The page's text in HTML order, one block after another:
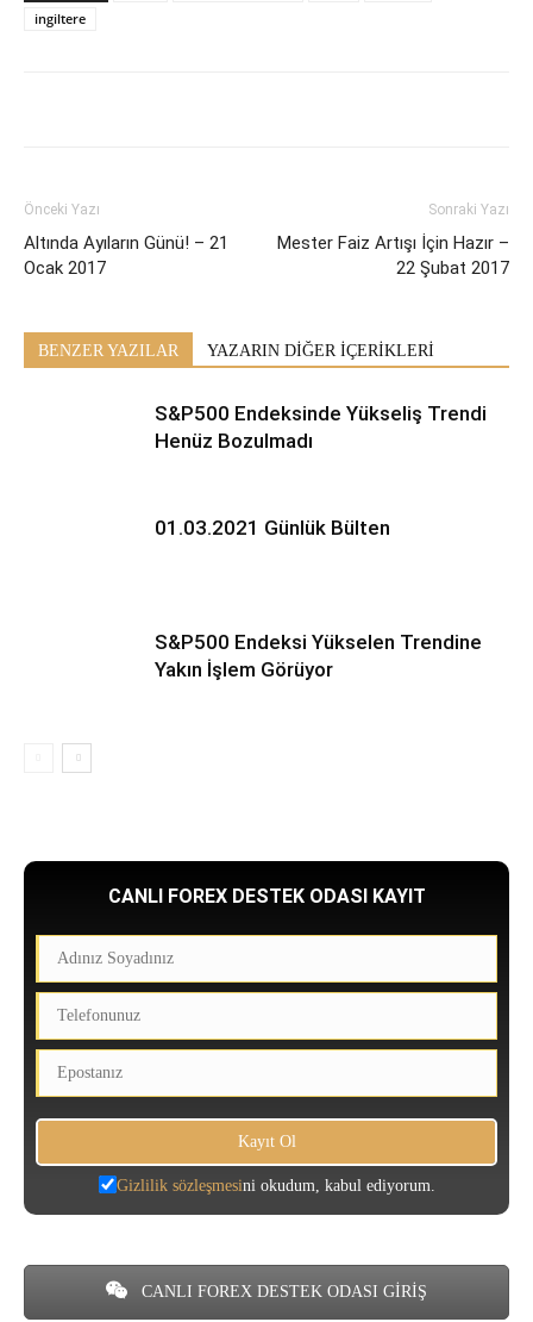
ingiltere
Önceki Yazı
Altında Ayıların Günü! – 21
Ocak 2017
Sonraki Yazı
Mester Faiz Artışı İçin Hazır –
22 Şubat 2017
BENZER YAZILAR YAZARIN DİĞER İÇERİKLERİ
S&P500 Endeksinde Yükseliş Trendi
Henüz Bozulmadı
01.03.2021 Günlük Bülten
S&P500 Endeksi Yükselen Trendine
Yakın İşlem Görüyor
CANLI FOREX DESTEK ODASI KAYIT
Gizlilik sözleşmesini okudum, kabul ediyorum.
CANLI FOREX DESTEK ODASI GİRİŞ